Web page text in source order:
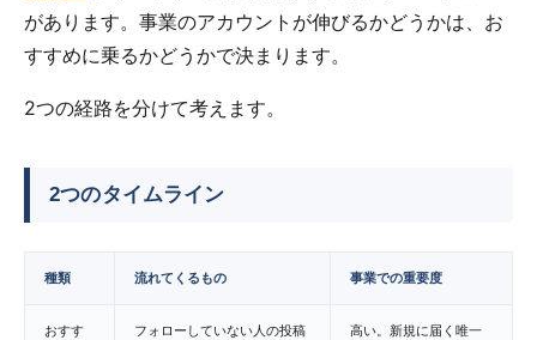
があります。事業のアカウントが伸びるかどうかは、お
すすめに乗るかどうかで決まります。
2つの経路を分けて考えます。
2つのタイムライン
種類 流れてくるもの 事業での重要度
おすす
フォローしていない人の投稿
高い。新規に届く唯一